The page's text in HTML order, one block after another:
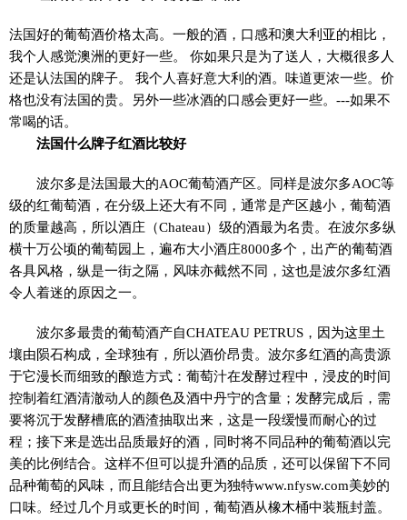
法国好的葡萄酒价格太高。一般的酒，口感和澳大利亚的相比，
我个人感觉澳洲的更好一些。 你如果只是为了送人，大概很多人
还是认法国的牌子。 我个人喜好意大利的酒。味道更浓一些。价
格也没有法国的贵。另外一些冰酒的口感会更好一些。---如果不
常喝的话。
法国什么牌子红酒比较好
波尔多是法国最大的AOC葡萄酒产区。同样是波尔多AOC等
级的红葡萄酒，在分级上还大有不同，通常是产区越小，葡萄酒
的质量越高，所以酒庄（Chateau）级的酒最为名贵。在波尔多纵
横十万公顷的葡萄园上，遍布大小酒庄8000多个，出产的葡萄酒
各具风格，纵是一街之隔，风味亦截然不同，这也是波尔多红酒
令人着迷的原因之一。
波尔多最贵的葡萄酒产自CHATEAU PETRUS，因为这里土
壤由陨石构成，全球独有，所以酒价昂贵。波尔多红酒的高贵源
于它漫长而细致的酿造方式：葡萄汁在发酵过程中，浸皮的时间
控制着红酒清澈动人的颜色及酒中丹宁的含量；发酵完成后，需
要将沉于发酵槽底的酒渣抽取出来，这是一段缓慢而耐心的过
程；接下来是选出品质最好的酒，同时将不同品种的葡萄酒以完
美的比例结合。这样不但可以提升酒的品质，还可以保留下不同
品种葡萄的风味，而且能结合出更为独特www.nfysw.com美妙的
口味。经过几个月或更长的时间，葡萄酒从橡木桶中装瓶封盖。